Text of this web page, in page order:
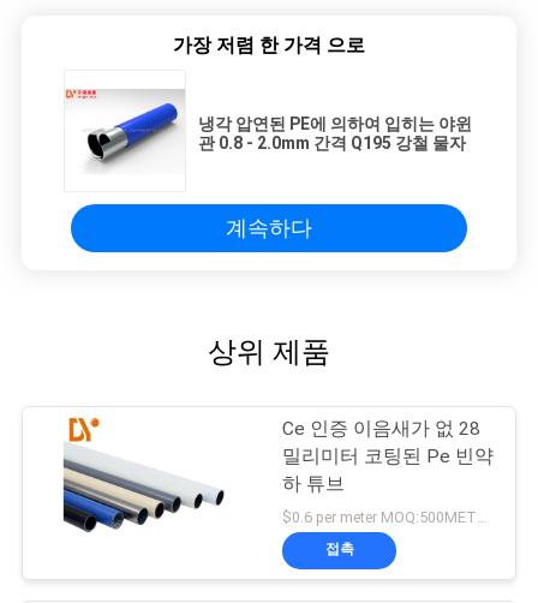
가장 저렴 한 가격 으로
냉각 압연된 PE에 의하여 입히는 야윈
관 0.8 - 2.0mm 간격 Q195 강철 물자
계속하다
상위 제품
Ce 인증 이음새가 없 28
밀리미터 코팅된 Pe 빈약
하 튜브
접촉